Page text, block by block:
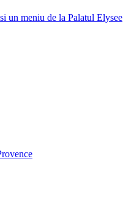
un meniu de la Palatul Elysee